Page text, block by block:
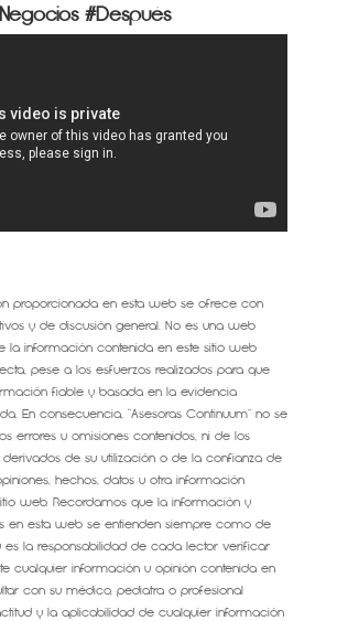
#Después
proporcionada en esta web se ofrece con
y de discusión general. No es una web
la información contenida en este sitio web
pese a los esfuerzos realizados para que
fiable y basada en la evidencia
En consecuencia, “Asesoras Continuum” no se
errores u omisiones contenidos, ni de los
de su utilización o de la confianza de
hechos, datos u otra información
web. Recordamos que la información y
en esta web se entienden siempre como de
la responsabilidad de cada lector verificar
cualquier información u opinión contenida en
con su médico, pediatra o profesional
y la aplicabilidad de cualquier información